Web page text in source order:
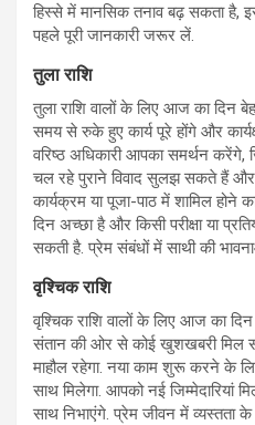
हिस्से में मानसिक तनाव बढ़ सकता है,
पहले पूरी जानकारी जरूर लें.
तुला राशि
तुला राशि वालों के लिए आज का दिन
समय से रुके हुए कार्य पूरे होंगे और
वरिष्ठ अधिकारी आपका समर्थन करेंगे,
चल रहे पुराने विवाद सुलझ सकते हैं और
कार्यक्रम या पूजा-पाठ में शामिल होने
दिन अच्छा है और किसी परीक्षा या
सकती है. प्रेम संबंधों में साथी की
वृश्चिक राशि
वृश्चिक राशि वालों के लिए आज का
संतान की ओर से कोई खुशखबरी मिल
माहौल रहेगा. नया काम शुरू करने के
साथ मिलेगा. आपको नई
साथ निभाएंगे. प्रेम जीवन में व्यस्तता